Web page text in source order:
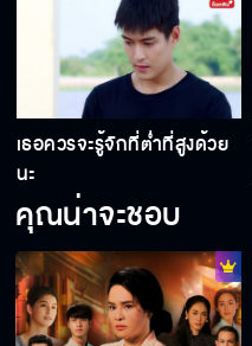
เธอควรจะรู้จักที่ต่ำที่สูงด้วย
นะ
คุณน่าจะชอบ